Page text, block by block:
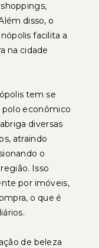
disso, o
facilita a
na cidade
tem se
econômico
diversas
atraindo
o
Isso
por imóveis,
o que é
de beleza